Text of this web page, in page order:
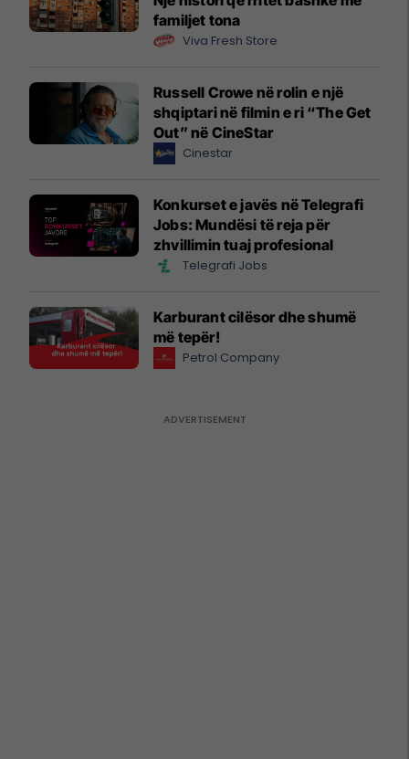
familjet tona
Viva Fresh Store
Russell Crowe në rolin e një
shqiptari në filmin e ri “The Get
Out” në CineStar
Cinestar
Konkurset e javës në Telegrafi
Jobs: Mundësi të reja për
zhvillimin tuaj profesional
Telegrafi Jobs
Karburant cilësor dhe shumë
më tepër!
Petrol Company